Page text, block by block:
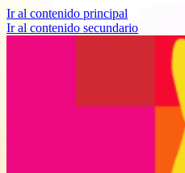
Ir al contenido principal
Ir al contenido secundario
How I met your
Proyecto de